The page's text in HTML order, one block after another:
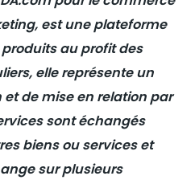
est une plateforme
au profit des
elle représente un
de mise en relation par
sont échangés
biens ou services et
sur plusieurs